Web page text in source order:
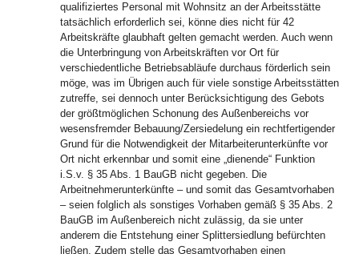
qualifiziertes Personal mit Wohnsitz an der Arbeitsstätte
tatsächlich erforderlich sei, könne dies nicht für 42
Arbeitskräfte glaubhaft gelten gemacht werden. Auch wenn
die Unterbringung von Arbeitskräften vor Ort für
verschiedentliche Betriebsabläufe durchaus förderlich sein
möge, was im Übrigen auch für viele sonstige Arbeitsstätten
zutreffe, sei dennoch unter Berücksichtigung des Gebots
der größtmöglichen Schonung des Außenbereichs vor
wesensfremder Bebauung/Zersiedelung ein rechtfertigender
Grund für die Notwendigkeit der Mitarbeiterunterkünfte vor
Ort nicht erkennbar und somit eine „dienende“ Funktion
i.S.v. § 35 Abs. 1 BauGB nicht gegeben. Die
Arbeitnehmerunterkünfte – und somit das Gesamtvorhaben
– seien folglich als sonstiges Vorhaben gemäß § 35 Abs. 2
BauGB im Außenbereich nicht zulässig, da sie unter
anderem die Entstehung einer Splittersiedlung befürchten
ließen. Zudem stelle das Gesamtvorhaben einen